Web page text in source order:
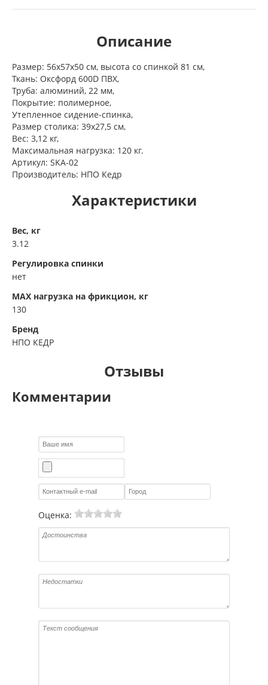
Описание
Размер: 56х57х50 см, высота со спинкой 81 см,
Ткань: Оксфорд 600D ПВХ,
Труба: алюминий, 22 мм,
Покрытие: полимерное,
Утепленное сидение-спинка,
Размер столика: 39х27,5 см,
Вес: 3,12 кг,
Максимальная нагрузка: 120 кг.
Артикул: SKA-02
Производитель: НПО Кедр
Характеристики
Вес, кг
3.12
Регулировка спинки
нет
MAX нагрузка на фрикцион, кг
130
Бренд
НПО КЕДР
Отзывы
Комментарии
Оценка: